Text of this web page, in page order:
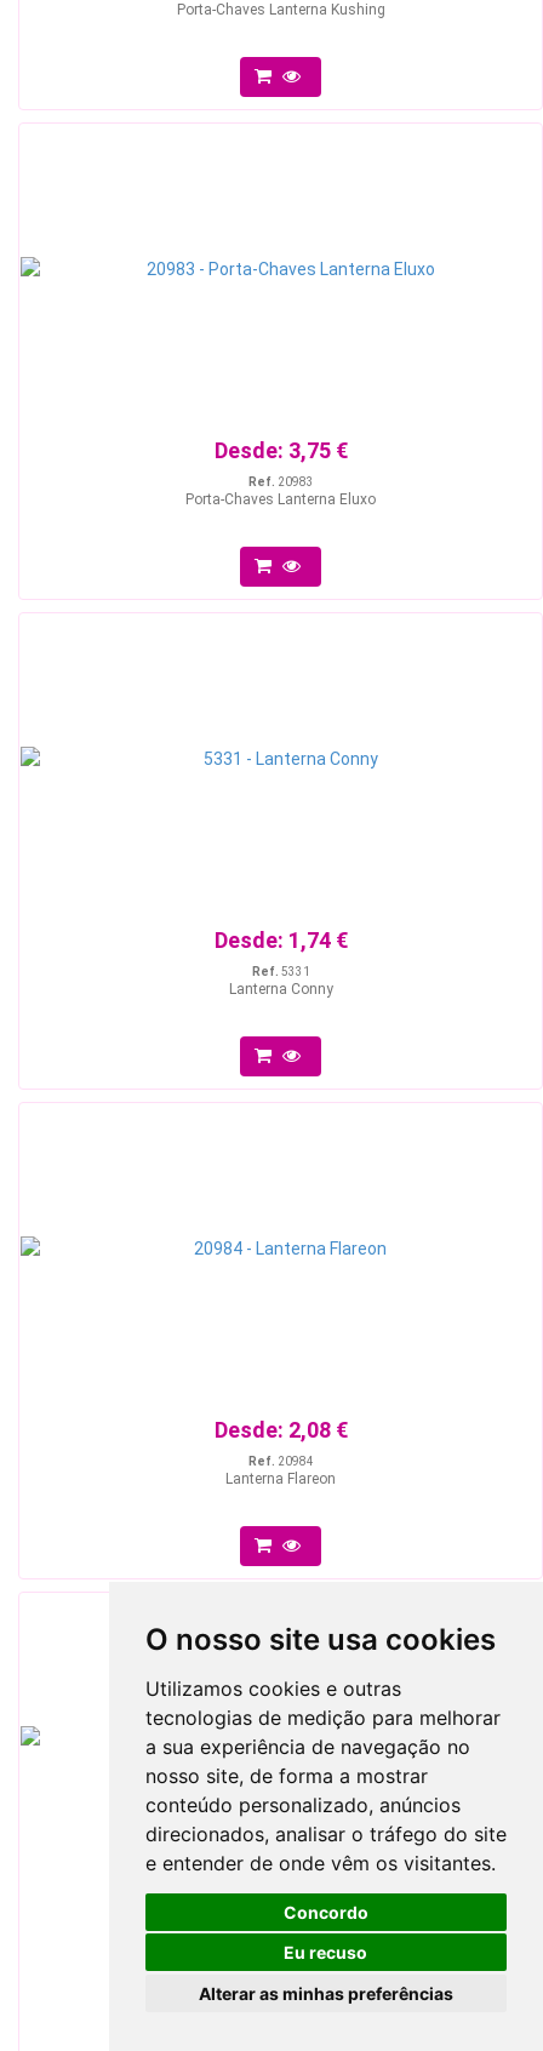
O nosso site usa cookies
Utilizamos cookies e outras
tecnologias de medição para melhorar
a sua experiência de navegação no
nosso site, de forma a mostrar
conteúdo personalizado, anúncios
direcionados, analisar o tráfego do site
e entender de onde vêm os visitantes.
Concordo
Eu recuso
Alterar as minhas preferências
Porta-Chaves Lanterna Kushing
Desde: 3,75 €
Ref. 20983
Porta-Chaves Lanterna Eluxo
Desde: 1,74 €
Ref. 5331
Lanterna Conny
Desde: 2,08 €
Ref. 20984
Lanterna Flareon
Desde:6,25 €
20490
Lanterna Rogla